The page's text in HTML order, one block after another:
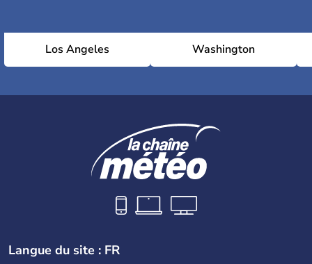
Los Angeles Washington
Langue du site : FR